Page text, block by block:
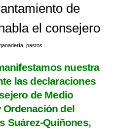
de
el consejero
, pastos
nuestra
las declaraciones
de Medio
Ordenación del
Suárez-Quiñones,